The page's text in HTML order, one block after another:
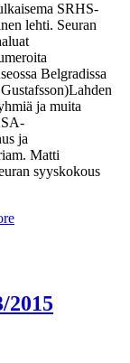
SRHS-
lehti. Seuran
Belgradissa
ja muita
ja
Matti
syyskokous
2015